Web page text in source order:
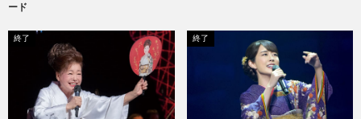
ード
終了 終了